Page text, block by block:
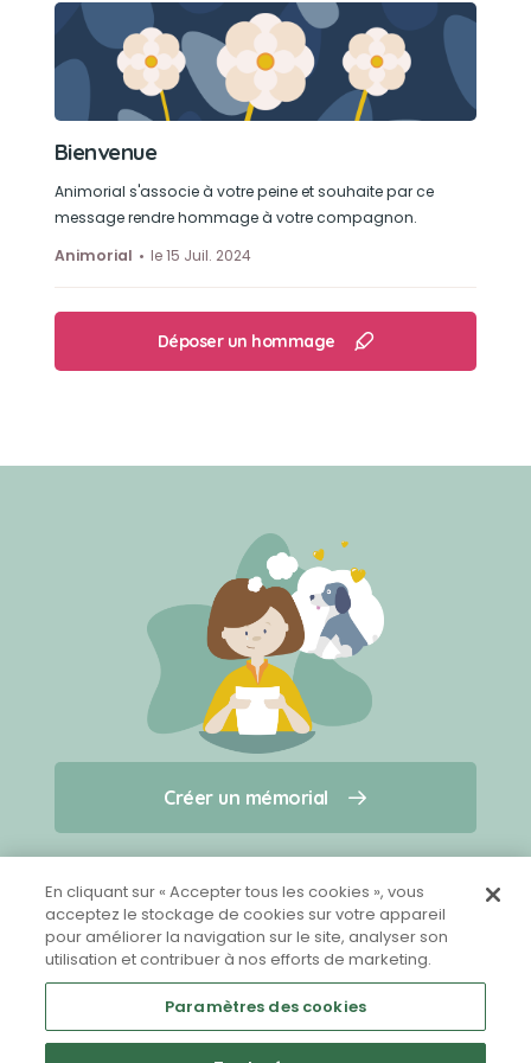
Créer un mémorial
Qui sommes-nous ?
Nous contacter
Partager sur Facebook
Bienvenue
Animorial s'associe à votre peine et souhaite par ce
message rendre hommage à votre compagnon.
Animorial
le 15 Juil. 2024
Déposer un hommage
Créer un mémorial
En cliquant sur « Accepter tous les cookies », vous
acceptez le stockage de cookies sur votre appareil
pour améliorer la navigation sur le site, analyser son
utilisation et contribuer à nos efforts de marketing.
Paramètres des cookies